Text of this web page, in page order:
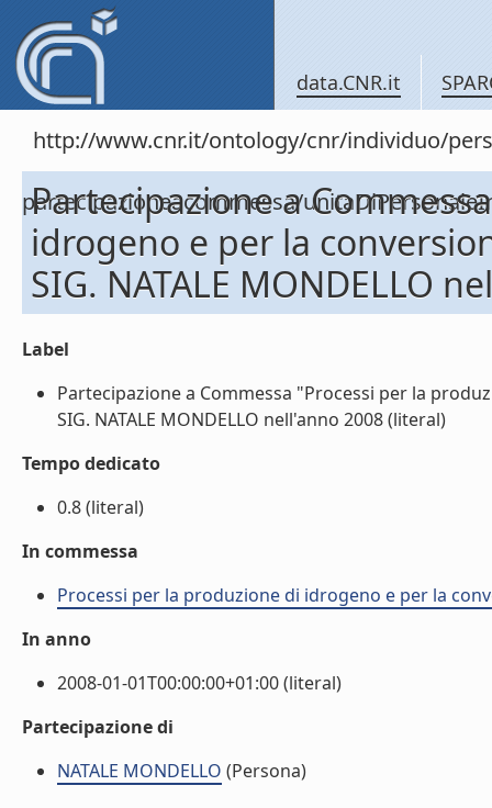
data.CNR.it
http://www.cnr.it/ontology/cnr/individuo/
partecipazioneacommessa/
Partecipazione a
idrogeno e per la
SIG. NATALE MONDELLO
Label
Partecipazione a Commessa "Processi per la
SIG. NATALE MONDELLO nell'anno 2008 (literal)
Tempo dedicato
0.8 (literal)
In commessa
Processi per la produzione di idrogeno e per la
In anno
2008-01-01T00:00:00+01:00 (literal)
Partecipazione di
NATALE MONDELLO (Persona)